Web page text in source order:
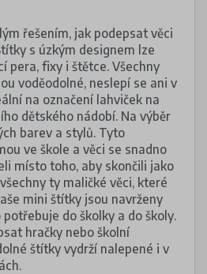
řešením, jak podepsat věci
s úzkým designem lze
pera, fixy i štětce. Všechny
voděodolné, neslepí se ani v
na označení lahviček na
dětského nádobí. Na výběr
barev a stylů. Tyto
ve škole a věci se snadno
místo toho, aby skončili jako
ty maličké věci, které
mini štítky jsou navrženy
do školky a do školy.
hračky nebo školní
štítky vydrží nalepené i v